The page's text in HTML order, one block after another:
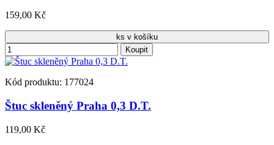
159,00 Kč
ks v košíku
Koupit
Kód produktu: 177024
Štuc skleněný Praha 0,3 D.T.
119,00 Kč